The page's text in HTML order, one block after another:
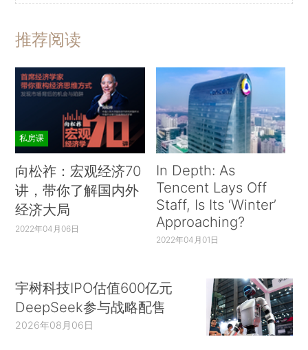
推荐阅读
私房课
向松祚：宏观经济70
讲，带你了解国内外
经济大局
2022年04月06日
In Depth: As
Tencent Lays Off
Staff, Is Its ‘Winter’
Approaching?
2022年04月01日
宇树科技IPO估值600亿元
DeepSeek参与战略配售
2026年08月06日